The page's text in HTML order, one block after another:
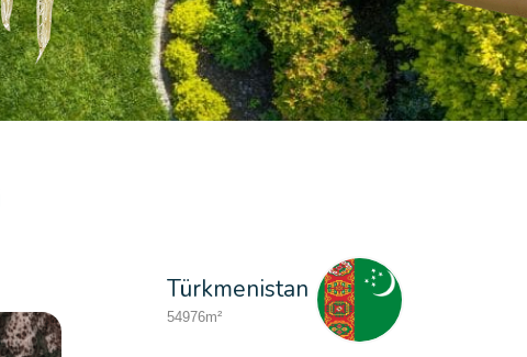
Türkmenistan
54976m²